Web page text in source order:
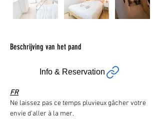
Beschrijving van het pand
Info & Reservation
FR
Ne laissez pas ce temps pluvieux gâcher votre
envie d'aller à la mer.